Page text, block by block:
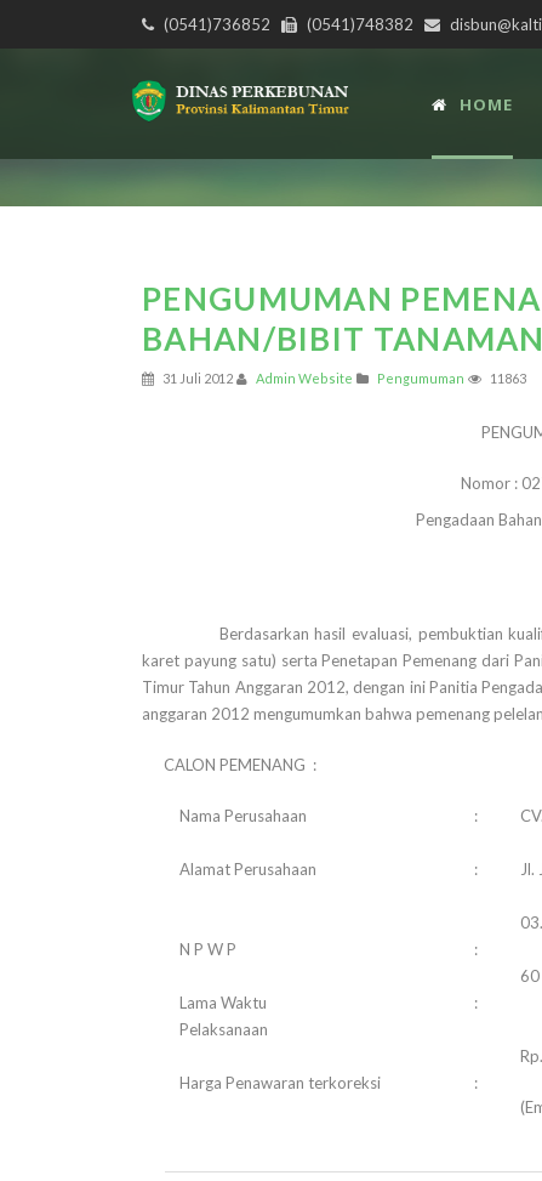
(0541)736852 (0541)748382
HOME
PENGUMUMAN
BAHAN/BIBIT
31 Juli 2012 Admin Website Pengumuman 11863
P
Nomor :
Pengadaan
Berdasarkan hasil evaluasi, pembuktian
karet payung satu) serta Penetapan Pemenang dari
Timur Tahun Anggaran 2012, dengan ini Panitia
anggaran 2012 mengumumkan bahwa pemenang
CALON PEMENANG :
Nama Perusahaan
Alamat Perusahaan
N P W P
Lama Waktu
Pelaksanaan
Harga Penawaran terkoreksi
:
:
:
:
:
60